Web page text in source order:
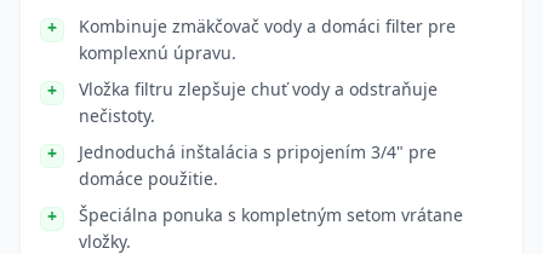
Kombinuje zmäkčovač vody a domáci filter pre
komplexnú úpravu.
Vložka filtru zlepšuje chuť vody a odstraňuje
nečistoty.
Jednoduchá inštalácia s pripojením 3/4" pre
domáce použitie.
Špeciálna ponuka s kompletným setom vrátane
vložky.